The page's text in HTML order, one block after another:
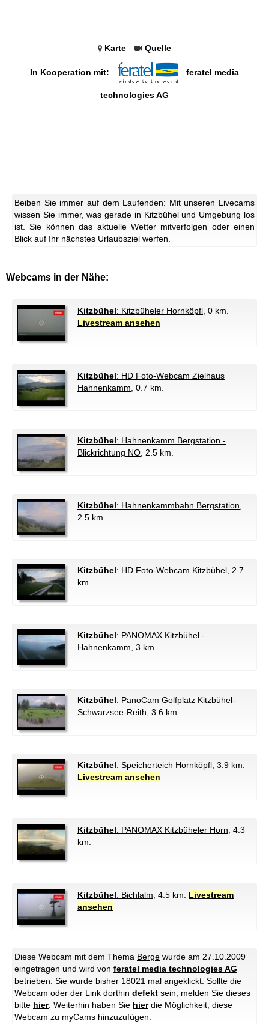
Karte Quelle
In Kooperation mit: feratel media
technologies AG
Beiben Sie immer auf dem Laufenden: Mit unseren Livecams
wissen Sie immer, was gerade in Kitzbühel und Umgebung los
ist. Sie können das aktuelle Wetter mitverfolgen oder einen
Blick auf Ihr nächstes Urlaubsziel werfen.
Webcams in der Nähe:
Kitzbühel: Kitzbüheler Hornköpfl , 0 km.
Livestream ansehen
Kitzbühel: HD Foto-Webcam Zielhaus
Hahnenkamm , 0.7 km.
Kitzbühel: Hahnenkamm Bergstation -
Blickrichtung NO , 2.5 km.
Kitzbühel: Hahnenkammbahn Bergstation
2.5 km.
Kitzbühel: HD Foto-Webcam Kitzbühel , 2.7
km.
Kitzbühel: PANOMAX Kitzbühel -
Hahnenkamm , 3 km.
Kitzbühel: PanoCam Golfplatz Kitzbühel-
Schwarzsee-Reith , 3.6 km.
Kitzbühel: Speicherteich Hornköpfl , 3.9 km.
Livestream ansehen
Kitzbühel: PANOMAX Kitzbüheler Horn , 4.3
km.
Kitzbühel: Bichlalm , 4.5 km. Livestream
ansehen
Diese Webcam mit dem Thema Berge wurde am 27.10.2009
eingetragen und wird von feratel media technologies AG
betrieben. Sie wurde bisher 18021 mal angeklickt. Sollte die
Webcam oder der Link dorthin defekt sein, melden Sie dieses
bitte hier. Weiterhin haben Sie hierdie Möglichkeit, diese
Webcam zu myCams hinzuzufügen.